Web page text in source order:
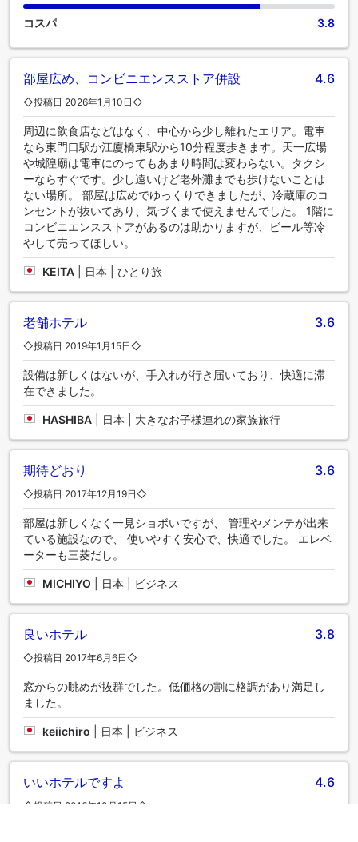
宿泊施設が提供するユニークなサービスのおかげで、食事の
準備のために食料品を部屋で受け取るオプションがありま
アクティビティをお楽しみください。最終日にはスパ施設を
訪れて、休暇を完璧に締めくくりましょう。 当宿泊施設のプ
ことで、日々の活力を取り戻すのに最適です。当宿泊施設に
立ち寄り、設備の整ったエクササイズ設備を利用して、休日
のカロリーを消費しましょう。
コスパ 3.8
部屋広め、コンビニエンスストア併設 4.6
◇投稿日 2026年1月10日◇
周辺に飲食店などはなく、中心から少し離れたエリア。電車
なら東門口駅か江廈橋東駅から10分程度歩きます。天一広場
や城隍廟は電車にのってもあまり時間は変わらない。タクシ
ーならすぐです。少し遠いけど老外灘までも歩けないことは
ない場所。 部屋は広めでゆっくりできましたが、冷蔵庫のコ
ンセントが抜いてあり、気づくまで使えませんでした。 1階に
コンビニエンスストアがあるのは助かりますが、ビール等冷
やして売ってほしい。
KEITA 日本 | ひとり旅
老舗ホテル 3.6
◇投稿日 2019年1月15日◇
設備は新しくはないが、手入れが行き届いており、快適に滞
在できました。
HASHIBA 日本 | 大きなお子様連れの家族旅行
期待どおり 3.6
◇投稿日 2017年12月19日◇
部屋は新しくなく一見ショボいですが、 管理やメンテが出来
ている施設なので、 使いやすく安心で、快適でした。 エレベ
ーターも三菱だし。
MICHIYO 日本 | ビジネス
良いホテル 3.8
◇投稿日 2017年6月6日◇
窓からの眺めが抜群でした。低価格の割に格調があり満足し
ました。
keiichiro 日本 | ビジネス
いいホテルですよ 4.6
◇投稿日 2016年10月15日◇